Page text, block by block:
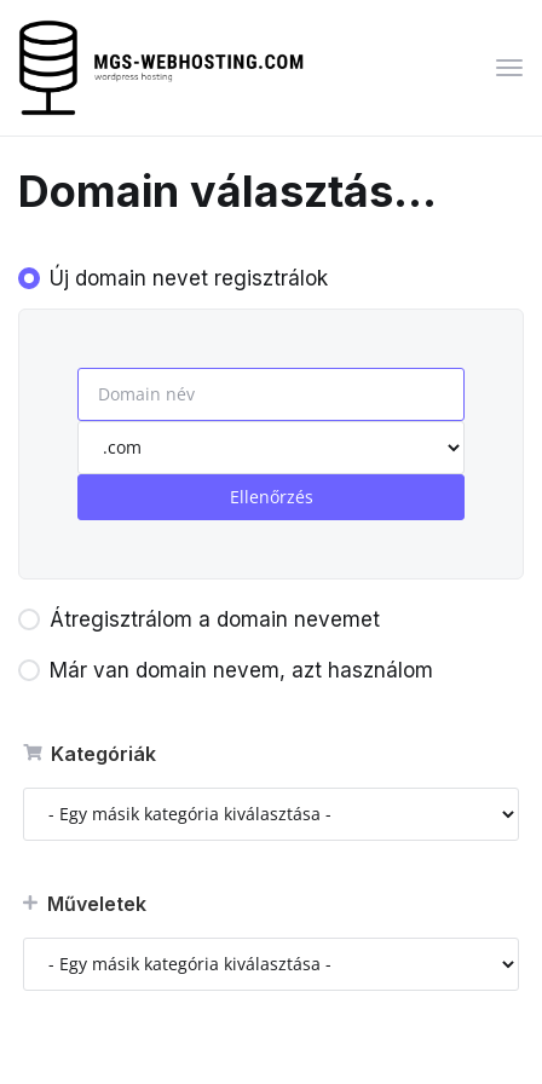
Domain választás...
Kategóriák
Műveletek
Új domain nevet regisztrálok
Ellenőrzés
Átregisztrálom a domain nevemet
Már van domain nevem, azt használom